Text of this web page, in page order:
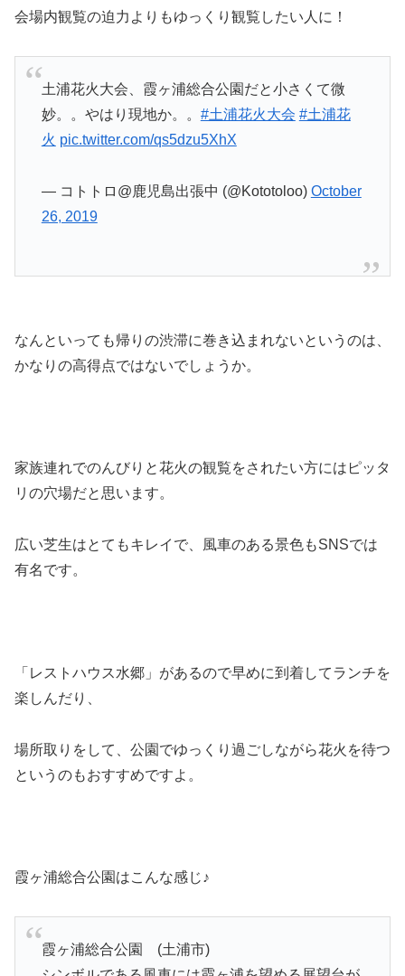
会場内観覧の迫力よりもゆっくり観覧したい人に！
土浦花火大会、霞ヶ浦総合公園だと小さくて微
妙。。やはり現地か。。 #土浦花火大会 #土浦花
火 pic.twitter.com/qs5dzu5XhX
— コトトロ@鹿児島出張中 (@Kototoloo) October
26, 2019
なんといっても帰りの渋滞に巻き込まれないというのは、
かなりの高得点ではないでしょうか。
家族連れでのんびりと花火の観覧をされたい方にはピッタ
リの穴場だと思います。
広い芝生はとてもキレイで、風車のある景色もSNSでは
有名です。
「レストハウス水郷」があるので早めに到着してランチを
楽しんだり、
場所取りをして、公園でゆっくり過ごしながら花火を待つ
というのもおすすめですよ。
霞ヶ浦総合公園はこんな感じ♪
霞ヶ浦総合公園 (土浦市)